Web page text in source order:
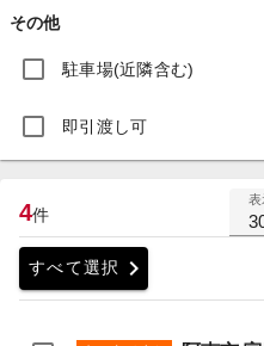
その他
駐車場(近隣含む)
即引渡し可
4件
表
すべて選択 chevron_right